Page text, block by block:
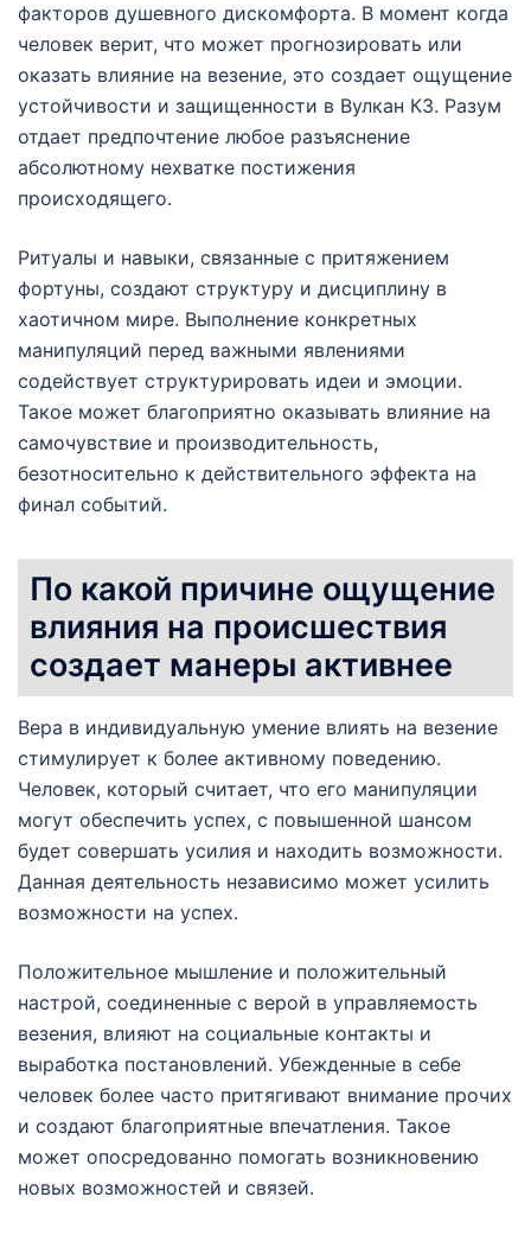
факторов душевного дискомфорта. В момент когда
человек верит, что может прогнозировать или
оказать влияние на везение, это создает ощущение
устойчивости и защищенности в Вулкан КЗ. Разум
отдает предпочтение любое разъяснение
абсолютному нехватке постижения
происходящего.
Ритуалы и навыки, связанные с притяжением
фортуны, создают структуру и дисциплину в
хаотичном мире. Выполнение конкретных
манипуляций перед важными явлениями
содействует структурировать идеи и эмоции.
Такое может благоприятно оказывать влияние на
самочувствие и производительность,
безотносительно к действительного эффекта на
финал событий.
По какой причине ощущение
влияния на происшествия
создает манеры активнее
Вера в индивидуальную умение влиять на везение
стимулирует к более активному поведению.
Человек, который считает, что его манипуляции
могут обеспечить успех, с повышенной шансом
будет совершать усилия и находить возможности.
Данная деятельность независимо может усилить
возможности на успех.
Положительное мышление и положительный
настрой, соединенные с верой в управляемость
везения, влияют на социальные контакты и
выработка постановлений. Убежденные в себе
человек более часто притягивают внимание прочих
и создают благоприятные впечатления. Такое
может опосредованно помогать возникновению
новых возможностей и связей.